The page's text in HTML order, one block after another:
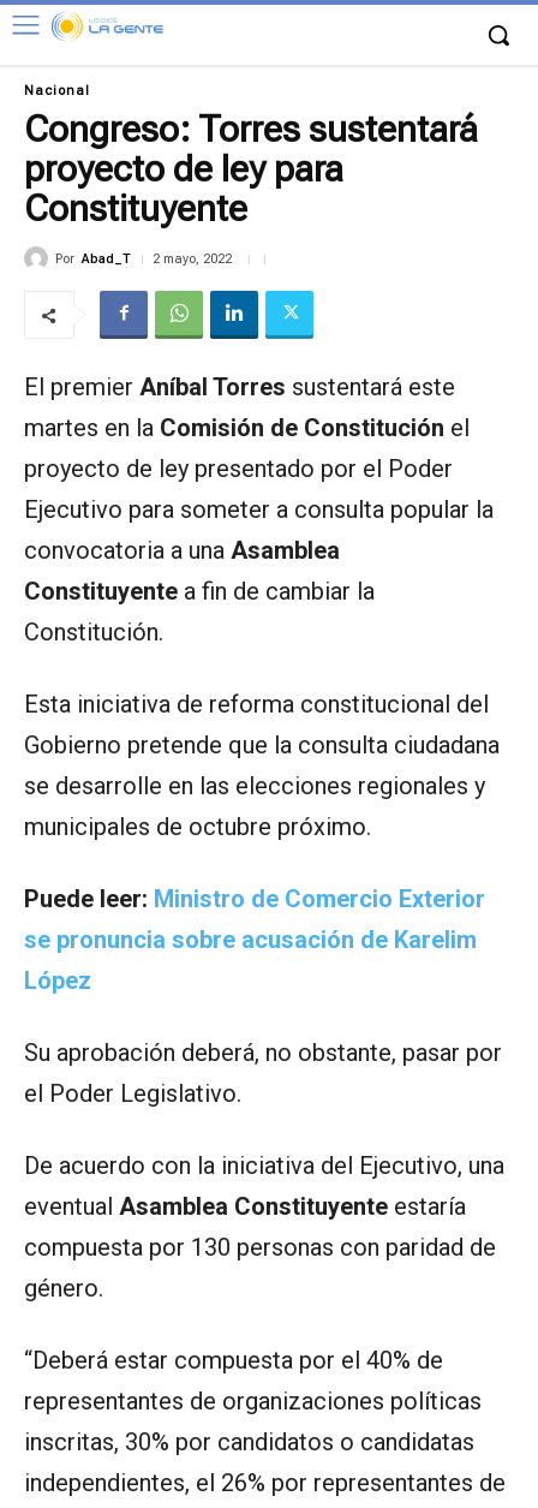
Nacional
Congreso: Torres sustentará
proyecto de ley para
Constituyente
Por Abad_T 2 mayo, 2022
El premier Aníbal Torres sustentará este
martes en la Comisión de Constitución el
proyecto de ley presentado por el Poder
Ejecutivo para someter a consulta popular la
convocatoria a una Asamblea
Constituyente a fin de cambiar la
Constitución.
Esta iniciativa de reforma constitucional del
Gobierno pretende que la consulta ciudadana
se desarrolle en las elecciones regionales y
municipales de octubre próximo.
Puede leer: Ministro de Comercio Exterior
se pronuncia sobre acusación de Karelim
López
Su aprobación deberá, no obstante, pasar por
el Poder Legislativo.
De acuerdo con la iniciativa del Ejecutivo, una
eventual Asamblea Constituyente estaría
compuesta por 130 personas con paridad de
género.
“Deberá estar compuesta por el 40% de
representantes de organizaciones políticas
inscritas, 30% por candidatos o candidatas
independientes, el 26% por representantes de